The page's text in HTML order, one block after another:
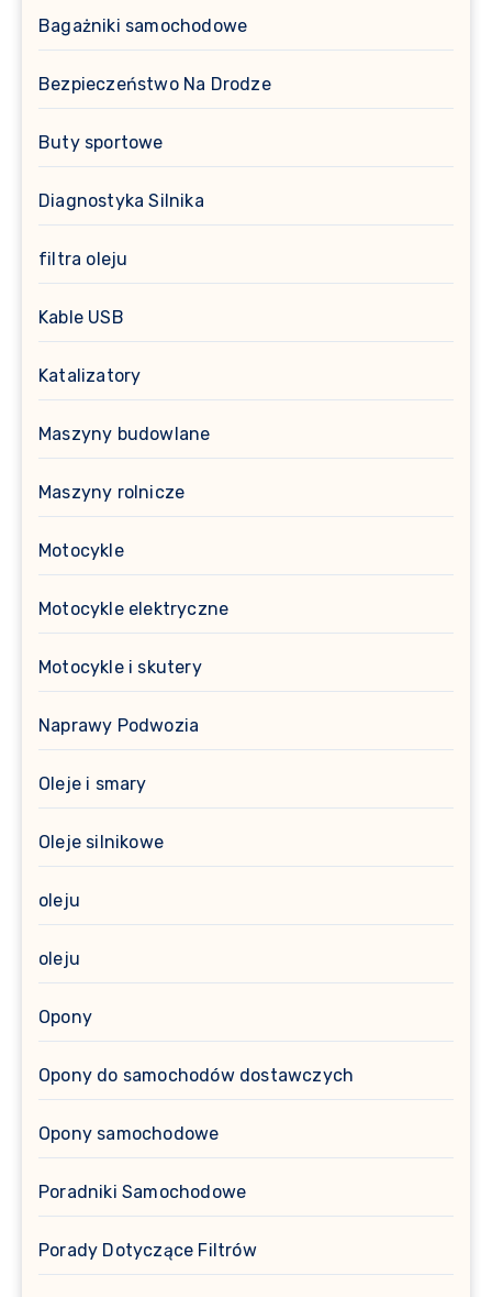
Bagażniki samochodowe
Bezpieczeństwo Na Drodze
Buty sportowe
Diagnostyka Silnika
filtra oleju
Kable USB
Katalizatory
Maszyny budowlane
Maszyny rolnicze
Motocykle
Motocykle elektryczne
Motocykle i skutery
Naprawy Podwozia
Oleje i smary
Oleje silnikowe
oleju
oleju
Opony
Opony do samochodów dostawczych
Opony samochodowe
Poradniki Samochodowe
Porady Dotyczące Filtrów